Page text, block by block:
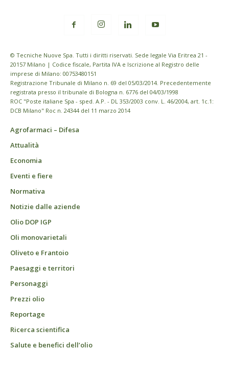
© Tecniche Nuove Spa. Tutti i diritti riservati. Sede legale Via Eritrea 21 -
20157 Milano | Codice fiscale, Partita IVA e Iscrizione al Registro delle
imprese di Milano: 00753480151
Registrazione Tribunale di Milano n. 69 del 05/03/2014. Precedentemente
registrata presso il tribunale di Bologna n. 6776 del 04/03/1998
ROC "Poste italiane Spa - sped. A.P. - DL 353/2003 conv. L. 46/2004, art. 1c.1:
DCB Milano" Roc n. 24344 del 11 marzo 2014
Agrofarmaci – Difesa
Attualità
Economia
Eventi e fiere
Normativa
Notizie dalle aziende
Olio DOP IGP
Oli monovarietali
Oliveto e Frantoio
Paesaggi e territori
Personaggi
Prezzi olio
Reportage
Ricerca scientifica
Salute e benefici dell’olio